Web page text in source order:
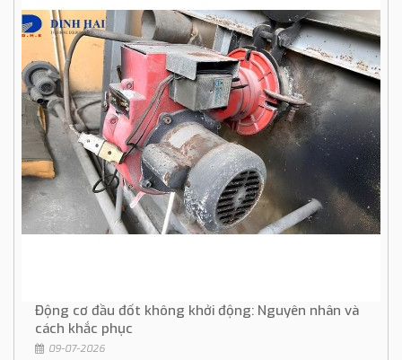
Động cơ đầu đốt không khởi động: Nguyên nhân và
cách khắc phục
09-07-2026